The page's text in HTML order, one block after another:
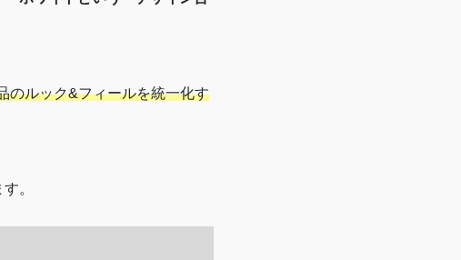
のルック&フィールを統一化す
。